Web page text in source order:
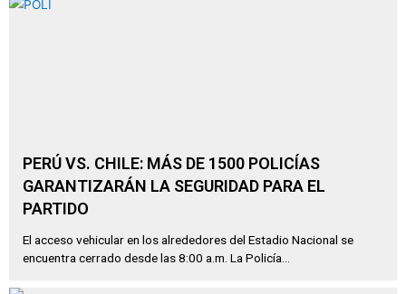
PERÚ VS. CHILE: MÁS DE 1500 POLICÍAS
GARANTIZARÁN LA SEGURIDAD PARA EL
PARTIDO
El acceso vehicular en los alrededores del Estadio Nacional se
encuentra cerrado desde las 8:00 a.m. La Policía...